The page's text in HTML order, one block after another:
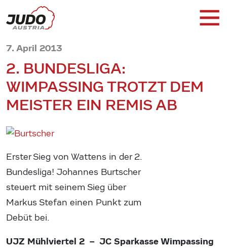
7. April 2013
2. BUNDESLIGA:
WIMPASSING TROTZT DEM
MEISTER EIN REMIS AB
Erster Sieg von Wattens in der 2.
Bundesliga! Johannes Burtscher
steuert mit seinem Sieg über
Markus Stefan einen Punkt zum
Debüt bei.
UJZ Mühlviertel 2 – JC Sparkasse Wimpassing